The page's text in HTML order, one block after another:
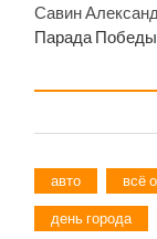
Савин
Парада
авто всё
день города